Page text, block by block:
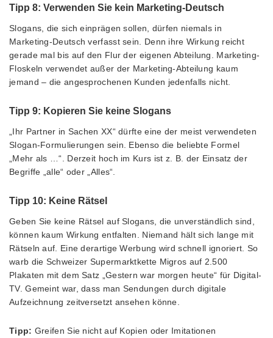
Tipp 8: Verwenden Sie kein Marketing-Deutsch
Slogans, die sich einprägen sollen, dürfen niemals in
Marketing-Deutsch verfasst sein. Denn ihre Wirkung reicht
gerade mal bis auf den Flur der eigenen Abteilung. Marketing-
Floskeln verwendet außer der Marketing-Abteilung kaum
jemand – die angesprochenen Kunden jedenfalls nicht.
Tipp 9: Kopieren Sie keine Slogans
„Ihr Partner in Sachen XX“ dürfte eine der meist verwendeten
Slogan-Formulierungen sein. Ebenso die beliebte Formel
„Mehr als …“. Derzeit hoch im Kurs ist z. B. der Einsatz der
Begriffe „alle“ oder „Alles“.
Tipp 10: Keine Rätsel
Geben Sie keine Rätsel auf Slogans, die unverständlich sind,
können kaum Wirkung entfalten. Niemand hält sich lange mit
Rätseln auf. Eine derartige Werbung wird schnell ignoriert. So
warb die Schweizer Supermarktkette Migros auf 2.500
Plakaten mit dem Satz „Gestern war morgen heute“ für Digital-
TV. Gemeint war, dass man Sendungen durch digitale
Aufzeichnung zeitversetzt ansehen könne.
Tipp: Greifen Sie nicht auf Kopien oder Imitationen